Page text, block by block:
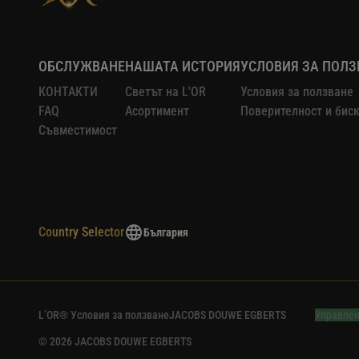
ОБСЛУЖВАНЕ
КОНТАКТИ
FAQ
Съвместимост
НАШАТА ИСТОРИЯ
Светът на L'OR
Асортимент
УСЛОВИЯ ЗА
Условия за ползване
Поверителност и
Country Selector България
L’OR® Условия за ползванеJACOBS DOUWE EGBERTS
© 2026 JACOBS DOUWE EGBERTS